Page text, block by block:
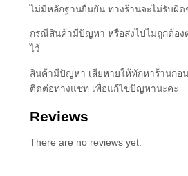
ไม่มีหลักฐานยืนยัน ทางร้านจะไม่รับผิ
กรณีสินค้ามีปัญหา หรือส่งไปไม่ถูกต้อง
ไว้
สินค้ามีปัญหา เสียหายให้ทักหาร้านก่อ
ติดต่อทางแชท เพื่อแก้ไขปัญหานะคะ
Reviews
There are no reviews yet.